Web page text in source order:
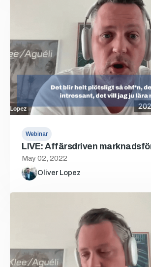
Webinar
LIVE: Affärsdriven
May 02, 2022
Oliver Lopez